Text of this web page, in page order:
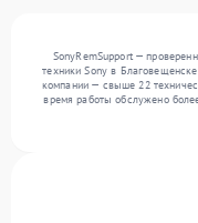
SonyRemSupport —
техники Sony в
компании — свыше 22
время работы обслужено
ремонтов превысило 12
устройств, включая , , . Мы